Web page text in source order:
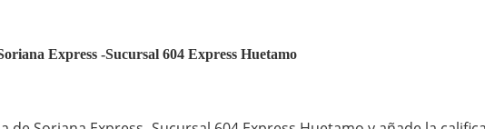
Express -Sucursal 604 Express Huetamo